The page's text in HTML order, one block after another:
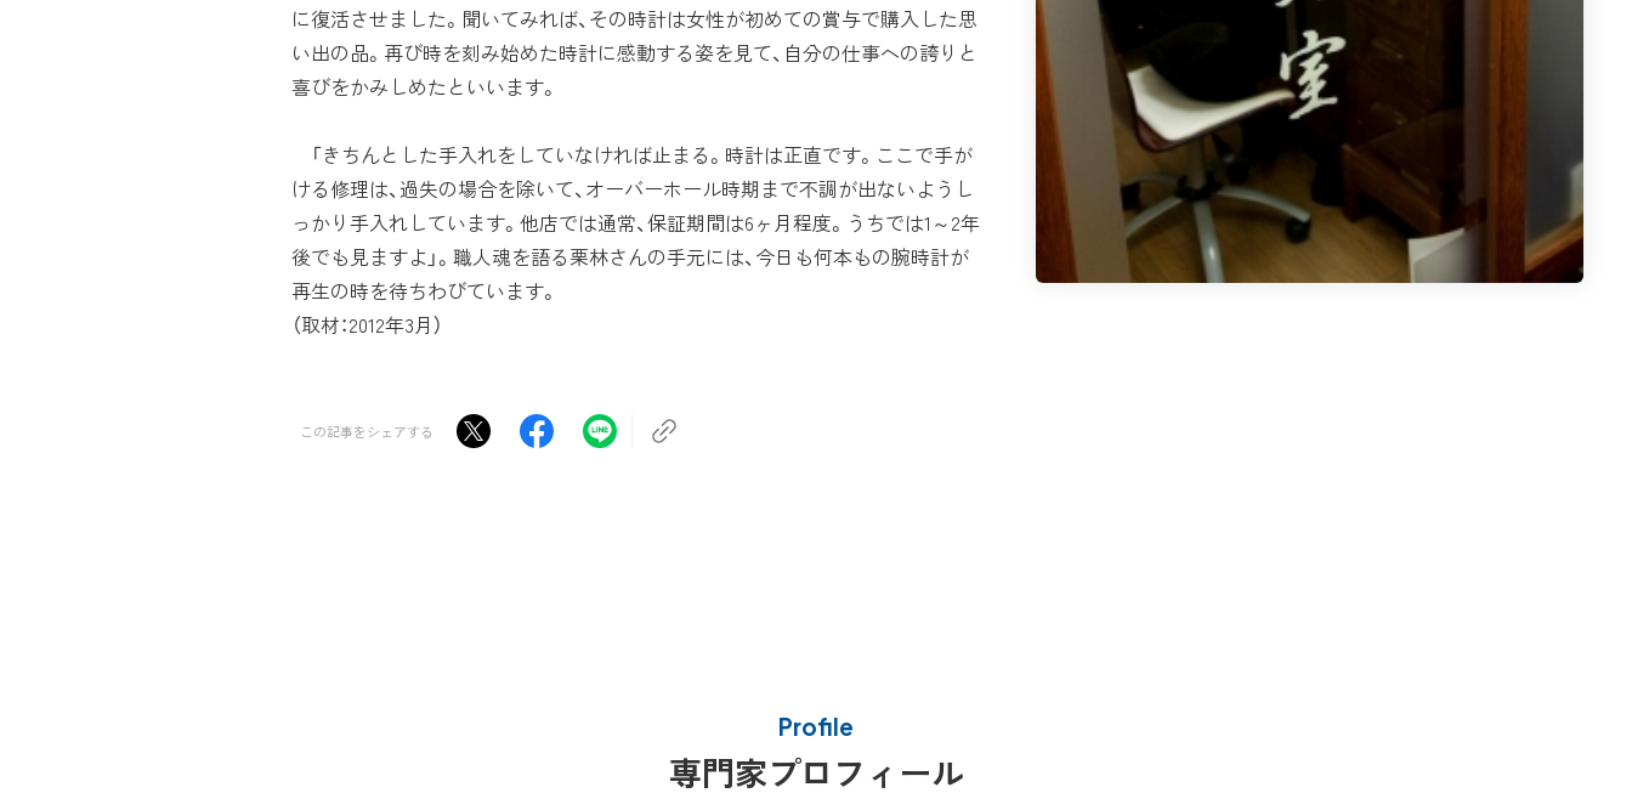
に復活させました。聞いてみれば、その時計は女性が初めての賞与で購入した思
い出の品。再び時を刻み始めた時計に感動する姿を見て、自分の仕事への誇りと
喜びをかみしめたといいます。
「きちんとした手入れをしていなければ止まる。時計は正直です。ここで手が
ける修理は、過失の場合を除いて、オーバーホール時期まで不調が出ないようし
っかり手入れしています。他店では通常、保証期間は6ヶ月程度。うちでは1～2年
後でも見ますよ」。職人魂を語る栗林さんの手元には、今日も何本もの腕時計が
再生の時を待ちわびています。
（取材：2012年3月）
この記事をシェアする
Profile
専門家プロフィール